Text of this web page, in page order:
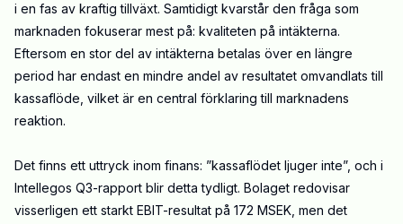
i en fas av kraftig tillväxt. Samtidigt kvarstår den fråga som
marknaden fokuserar mest på: kvaliteten på intäkterna.
Eftersom en stor del av intäkterna betalas över en längre
period har endast en mindre andel av resultatet omvandlats till
kassaflöde, vilket är en central förklaring till marknadens
reaktion.
Det finns ett uttryck inom finans: ”kassaflödet ljuger inte”, och i
Intellegos Q3-rapport blir detta tydligt. Bolaget redovisar
visserligen ett starkt EBIT-resultat på 172 MSEK, men det